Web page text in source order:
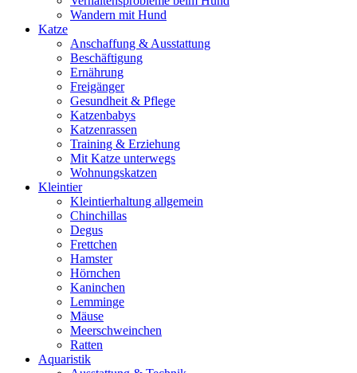
Wandern mit Hund
Katze
Anschaffung & Ausstattung
Beschäftigung
Ernährung
Freigänger
Gesundheit & Pflege
Katzenbabys
Katzenrassen
Training & Erziehung
Mit Katze unterwegs
Wohnungskatzen
Kleintier
Kleintierhaltung allgemein
Chinchillas
Degus
Frettchen
Hamster
Hörnchen
Kaninchen
Lemminge
Mäuse
Meerschweinchen
Ratten
Aquaristik